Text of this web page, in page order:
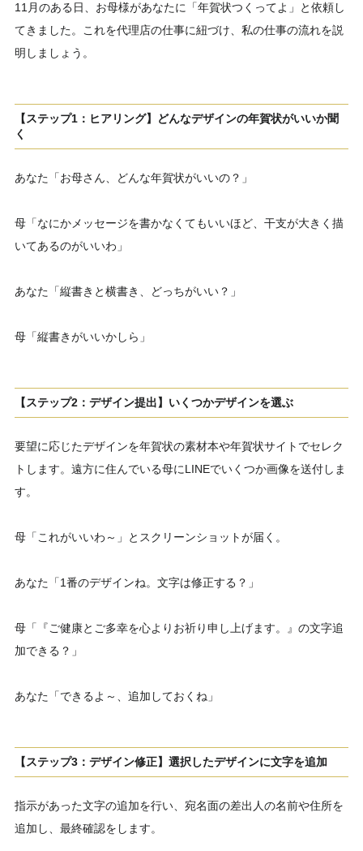
11月のある日、お母様があなたに「年賀状つくってよ」と依頼し
てきました。これを代理店の仕事に紐づけ、私の仕事の流れを説
明しましょう。
【ステップ1：ヒアリング】どんなデザインの年賀状がいいか聞
く
あなた「お母さん、どんな年賀状がいいの？」
母「なにかメッセージを書かなくてもいいほど、干支が大きく描
いてあるのがいいわ」
あなた「縦書きと横書き、どっちがいい？」
母「縦書きがいいかしら」
【ステップ2：デザイン提出】いくつかデザインを選ぶ
要望に応じたデザインを年賀状の素材本や年賀状サイトでセレク
トします。遠方に住んでいる母にLINEでいくつか画像を送付しま
す。
母「これがいいわ～」とスクリーンショットが届く。
あなた「1番のデザインね。文字は修正する？」
母「『ご健康とご多幸を心よりお祈り申し上げます。』の文字追
加できる？」
あなた「できるよ～、追加しておくね」
【ステップ3：デザイン修正】選択したデザインに文字を追加
指示があった文字の追加を行い、宛名面の差出人の名前や住所を
追加し、最終確認をします。